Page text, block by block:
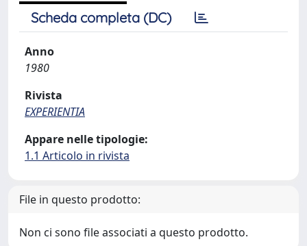
Scheda completa (DC)
Anno
1980
Rivista
EXPERIENTIA
Appare nelle tipologie:
1.1 Articolo in rivista
File in questo prodotto:
Non ci sono file associati a questo prodotto.